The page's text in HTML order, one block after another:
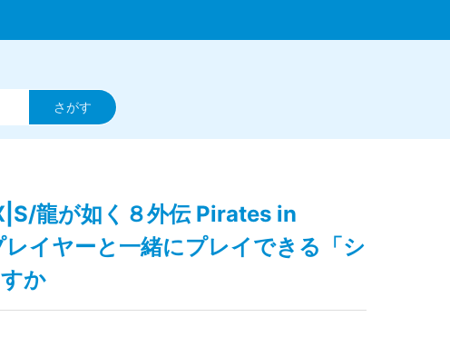
龍が如く８外伝 Pirates in
イヤーと一緒にプレイできる「シ
か